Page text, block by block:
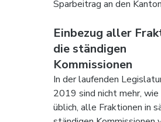
Sparbeitrag an den
Einbezug aller
die ständigen
Kommissionen
In der laufenden
2019 sind nicht mehr,
üblich, alle Fraktionen in